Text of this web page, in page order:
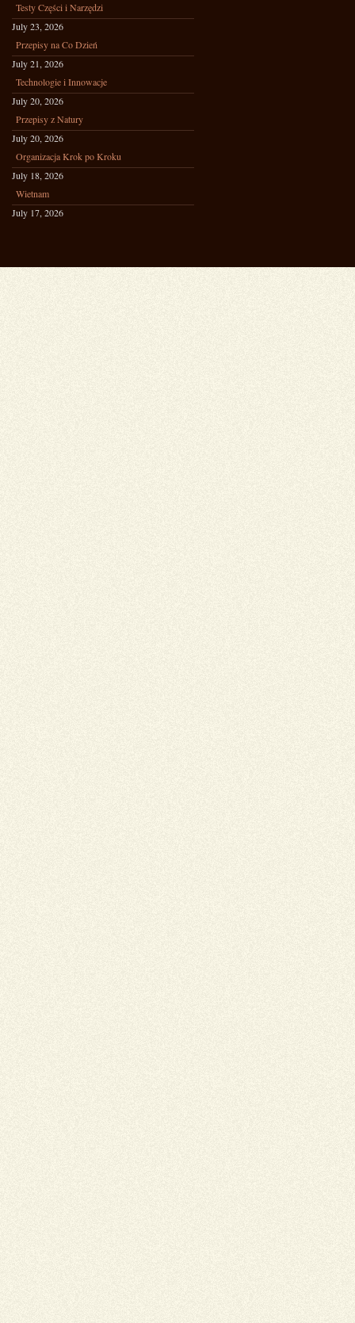
Testy Części i Narzędzi
July 23, 2026
Przepisy na Co Dzień
July 21, 2026
Technologie i Innowacje
July 20, 2026
Przepisy z Natury
July 20, 2026
Organizacja Krok po Kroku
July 18, 2026
Wietnam
July 17, 2026